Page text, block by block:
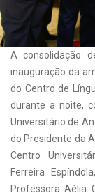
A consolidação
inauguração da
do Centro de
durante a noite,
Universitário de
do Presidente da
Centro
Ferreira
Professora Aélia